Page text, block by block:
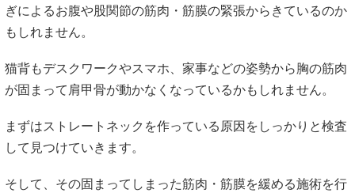
ぎによるお腹や股関節の筋肉・筋膜の緊張からきているのか
もしれません。
猫背もデスクワークやスマホ、家事などの姿勢から胸の筋肉
が固まって肩甲骨が動かなくなっているかもしれません。
まずはストレートネックを作っている原因をしっかりと検査
して見つけていきます。
そして、その固まってしまった筋肉・筋膜を緩める施術を行